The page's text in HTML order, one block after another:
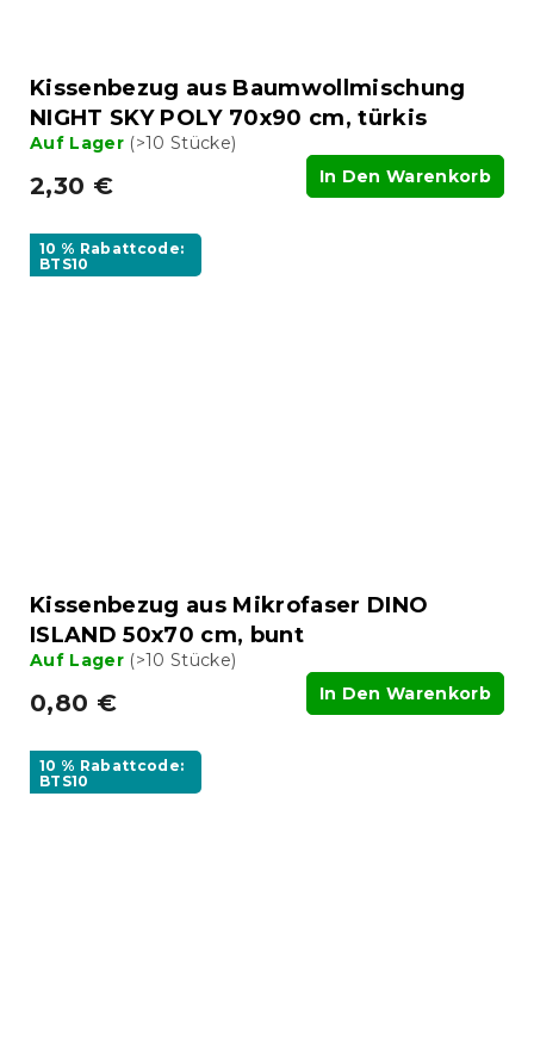
Kissenbezug aus Baumwollmischung
NIGHT SKY POLY 70x90 cm, türkis
Auf Lager (>10 Stücke)
2,30 € In Den Warenkorb
10 % Rabattcode:
BTS10
Kissenbezug aus Mikrofaser DINO
ISLAND 50x70 cm, bunt
Auf Lager (>10 Stücke)
0,80 € In Den Warenkorb
10 % Rabattcode:
BTS10